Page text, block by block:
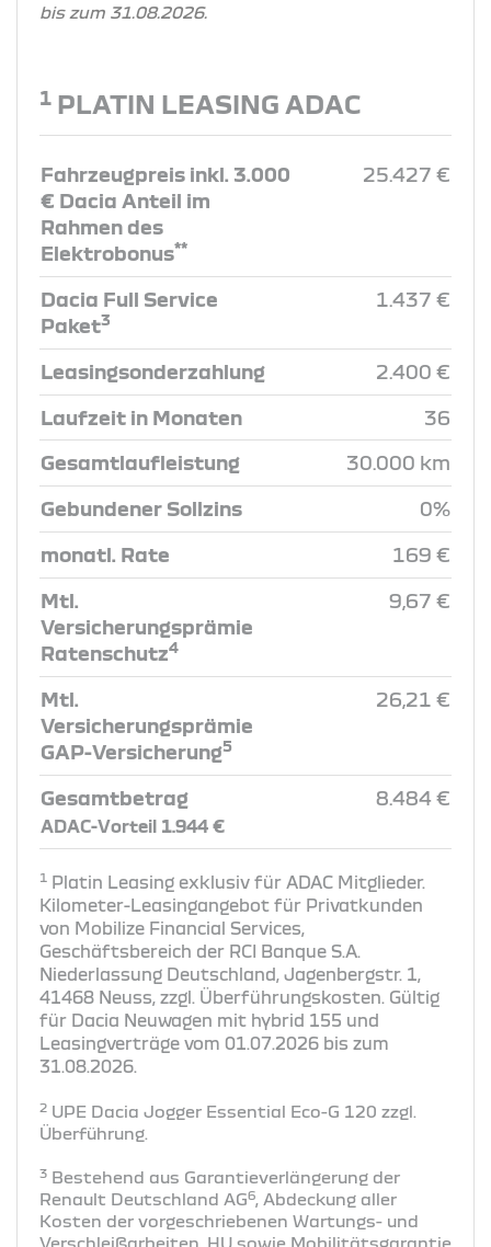
bis zum 31.08.2026.
1 PLATIN LEASING ADAC
Fahrzeugpreis inkl. 3.000
€ Dacia Anteil im
Rahmen des
Elektrobonus**
25.427 €
Dacia Full Service
Paket3
1.437 €
Leasingsonderzahlung 2.400 €
Laufzeit in Monaten 36
Gesamtlaufleistung 30.000 km
Gebundener Sollzins 0%
monatl. Rate 169 €
Mtl.
Versicherungsprämie
Ratenschutz4
9,67 €
Mtl.
Versicherungsprämie
GAP-Versicherung5
26,21 €
Gesamtbetrag
ADAC-Vorteil 1.944 €
8.484 €
1 Platin Leasing exklusiv für ADAC Mitglieder.
Kilometer-Leasingangebot für Privatkunden
von Mobilize Financial Services,
Geschäftsbereich der RCI Banque S.A.
Niederlassung Deutschland, Jagenbergstr. 1,
41468 Neuss, zzgl. Überführungskosten. Gültig
für Dacia Neuwagen mit hybrid 155 und
Leasingverträge vom 01.07.2026 bis zum
31.08.2026.
2 UPE Dacia Jogger Essential Eco-G 120 zzgl.
Überführung​.
3 Bestehend aus Garantieverlängerung der
Renault Deutschland AG6
, Abdeckung aller
Kosten der vorgeschriebenen Wartungs- und
Verschleißarbeiten, HU sowie Mobilitätsgarantie